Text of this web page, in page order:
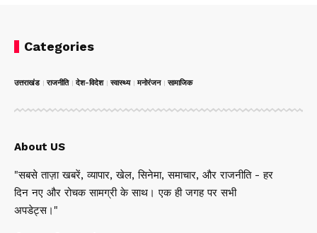
Categories
उत्तराखंड राजनीति देश-विदेश स्वास्थ्य मनोरंजन सामाजिक
About US
"सबसे ताज़ा खबरें, व्यापार, खेल, सिनेमा, समाचार, और राजनीति - हर
दिन नए और रोचक सामग्री के साथ। एक ही जगह पर सभी
अपडेट्स।"